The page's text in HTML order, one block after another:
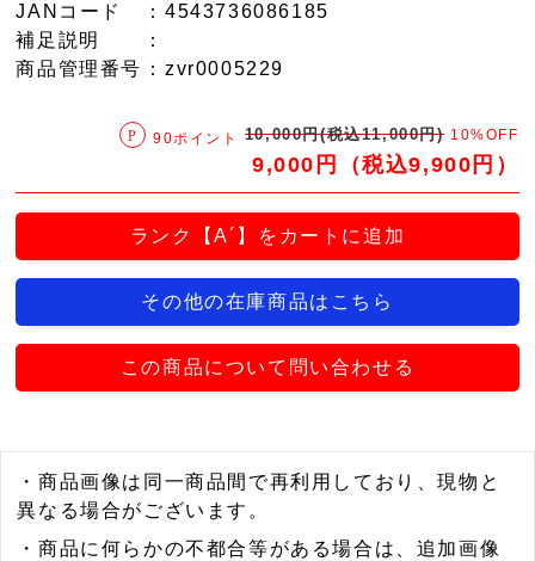
JANコード
：4543736086185
補足説明
：
商品管理番号 ：zvr0005229
90ポイント 10,000円(税込11,000円) 10%OFF
9,000円（税込9,900円）
ランク【A´】をカートに追加
その他の在庫商品はこちら
この商品について問い合わせる
・商品画像は同一商品間で再利用しており、現物と
異なる場合がございます。
・商品に何らかの不都合等がある場合は、追加画像